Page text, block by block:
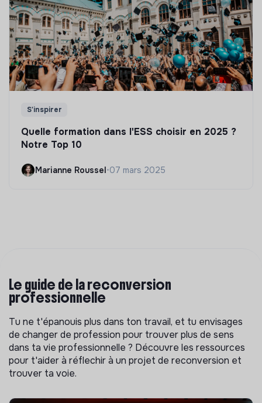
S'inspirer
Quelle formation dans l'ESS choisir en 2025 ?
Notre Top 10
Marianne Roussel•07 mars 2025
Le guide de la reconversion
professionnelle
Tu ne t'épanouis plus dans ton travail, et tu envisages
de changer de profession pour trouver plus de sens
dans ta vie professionnelle ? Découvre les ressources
pour t'aider à réflechir à un projet de reconversion et
trouver ta voie.